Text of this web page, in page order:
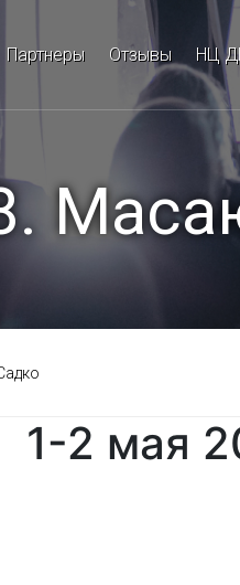
Партнеры Отзывы НЦ
1-2 мая